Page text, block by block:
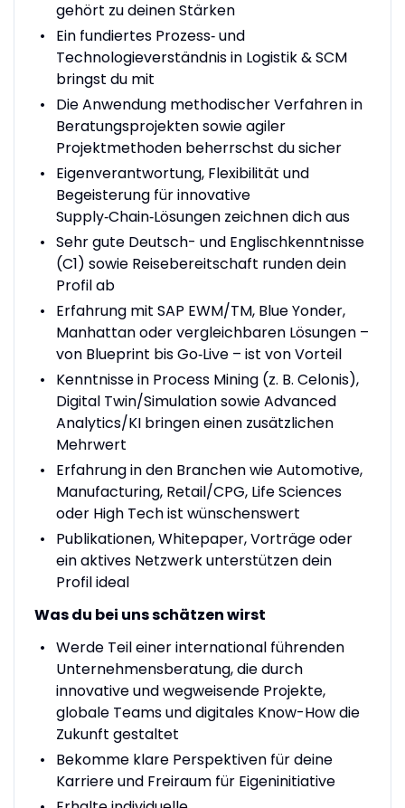
gehört zu deinen Stärken
Ein fundiertes Prozess‑ und
Technologieverständnis in Logistik & SCM
bringst du mit
Die Anwendung methodischer Verfahren in
Beratungsprojekten sowie agiler
Projektmethoden beherrschst du sicher
Eigenverantwortung, Flexibilität und
Begeisterung für innovative
Supply‑Chain‑Lösungen zeichnen dich aus
Sehr gute Deutsch- und Englischkenntnisse
(C1) sowie Reisebereitschaft runden dein
Profil ab
Erfahrung mit SAP EWM/TM, Blue Yonder,
Manhattan oder vergleichbaren Lösungen –
von Blueprint bis Go‑Live – ist von Vorteil
Kenntnisse in Process Mining (z. B. Celonis),
Digital Twin/Simulation sowie Advanced
Analytics/KI bringen einen zusätzlichen
Mehrwert
Erfahrung in den Branchen wie Automotive,
Manufacturing, Retail/CPG, Life Sciences
oder High Tech ist wünschenswert
Publikationen, Whitepaper, Vorträge oder
ein aktives Netzwerk unterstützen dein
Profil ideal
Was du bei uns schätzen wirst
Werde Teil einer international führenden
Unternehmensberatung, die durch
innovative und wegweisende Projekte,
globale Teams und digitales Know-How die
Zukunft gestaltet
Bekomme klare Perspektiven für deine
Karriere und Freiraum für Eigeninitiative